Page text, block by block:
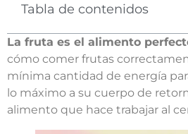
Tabla de contenidos
La fruta es el alimento
cómo comer frutas
mínima cantidad de energía
lo máximo a su cuerpo de
alimento que hace trabajar al